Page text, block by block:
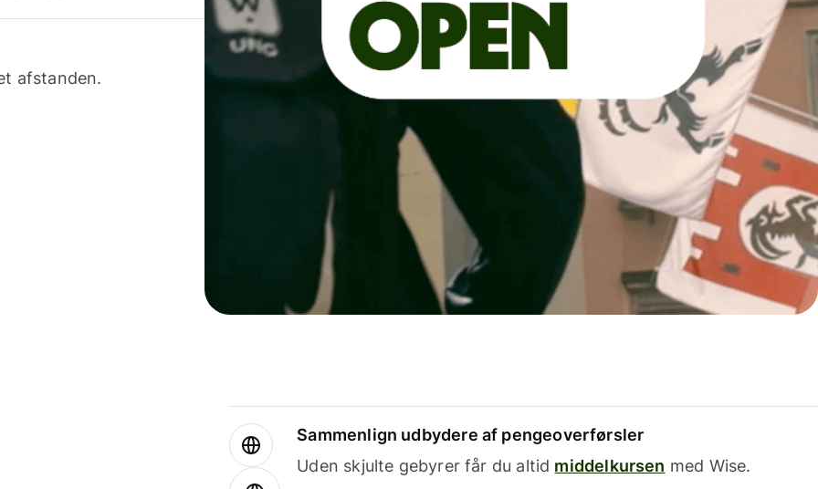
afstanden.
Sammenlign udbydere af pengeoverførsler
Uden skjulte gebyrer får du altid middelkursen med Wise.